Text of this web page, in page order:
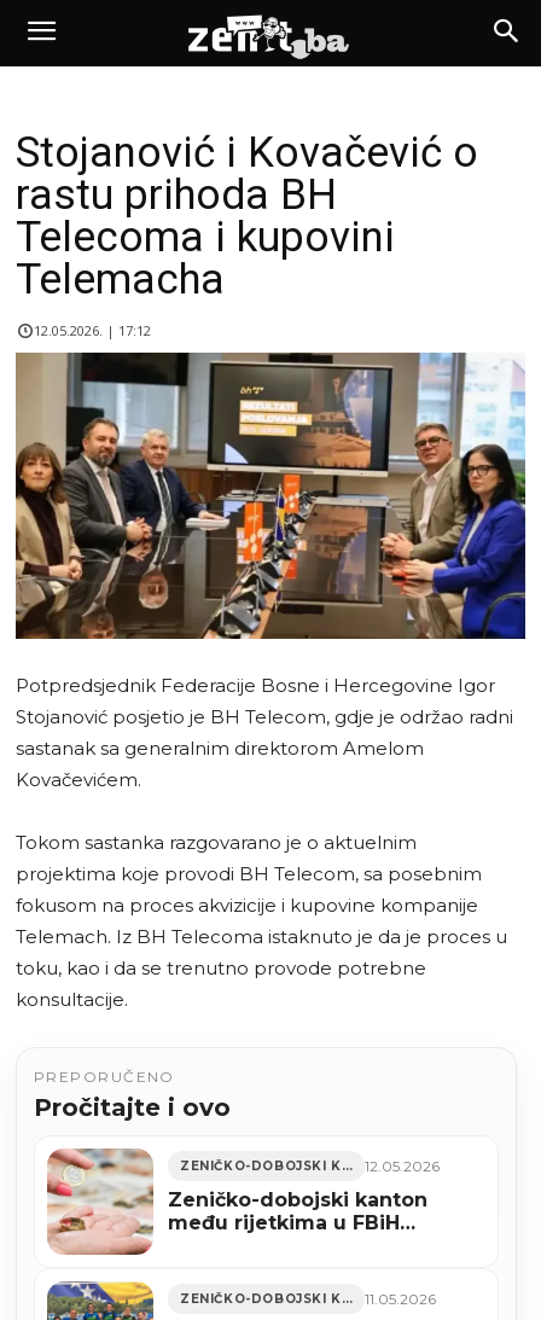
Stojanović i Kovačević o
rastu prihoda BH
Telecoma i kupovini
Telemacha
12.05.2026. | 17:12
Potpredsjednik Federacije Bosne i Hercegovine Igor
Stojanović posjetio je BH Telecom, gdje je održao radni
sastanak sa generalnim direktorom Amelom
Kovačevićem.
Tokom sastanka razgovarano je o aktuelnim
projektima koje provodi BH Telecom, sa posebnim
fokusom na proces akvizicije i kupovine kompanije
Telemach. Iz BH Telecoma istaknuto je da je proces u
toku, kao i da se trenutno provode potrebne
konsultacije.
PREPORUČENO
Pročitajte i ovo
ZENIČKO-DOBOJSKI KANTON 12.05.2026
Zeničko-dobojski kanton
među rijetkima u FBiH
ZENIČKO-DOBOJSKI KANTON 11.05.2026